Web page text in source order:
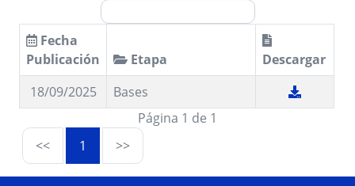
Fecha
Publicación
Etapa
Descargar
18/09/2025
Bases
Página 1 de 1
<<
1 >>